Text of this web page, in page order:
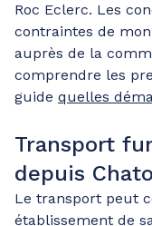
Roc Eclerc. Les
contraintes de
auprès de la
comprendre les
guide quelles
Transport
depuis
Le transport peut
établissement de